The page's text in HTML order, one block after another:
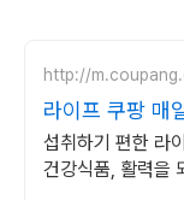
http://
라이프 쿠팡 매
섭취하기 편한 라
건강식품, 활력을